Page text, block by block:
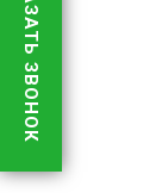
ЗАКАЗАТЬ ЗВОНОК